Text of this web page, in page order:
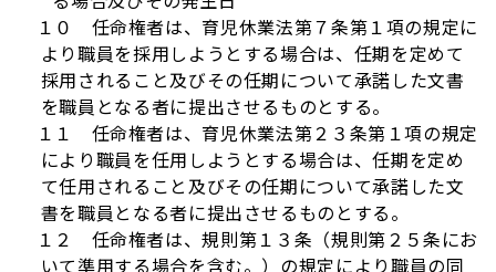
１０ 任命権者は、育児休業法第７条第１項の規定に
より職員を採用しようとする場合は、任期を定めて
採用されること及びその任期について承諾した文書
を職員となる者に提出させるものとする。
１１ 任命権者は、育児休業法第２３条第１項の規定
により職員を任用しようとする場合は、任期を定め
て任用されること及びその任期について承諾した文
書を職員となる者に提出させるものとする。
１２ 任命権者は、規則第１３条（規則第２５条にお
いて準用する場合を含む。）の規定により職員の同